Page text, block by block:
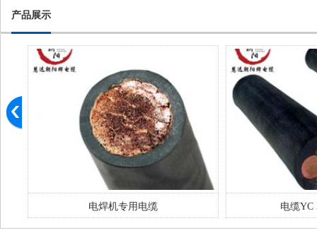
产品展示
电焊机专用电缆 电缆YC